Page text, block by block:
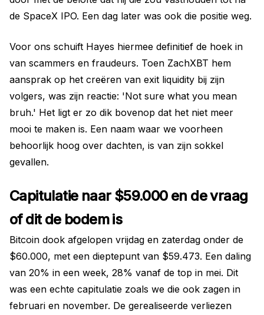
de SpaceX IPO. Een dag later was ook die positie weg.
Voor ons schuift Hayes hiermee definitief de hoek in
van scammers en fraudeurs. Toen ZachXBT hem
aansprak op het creëren van exit liquidity bij zijn
volgers, was zijn reactie: 'Not sure what you mean
bruh.' Het ligt er zo dik bovenop dat het niet meer
mooi te maken is. Een naam waar we voorheen
behoorlijk hoog over dachten, is van zijn sokkel
gevallen.
Capitulatie naar $59.000 en de vraag
of dit de bodem is
Bitcoin dook afgelopen vrijdag en zaterdag onder de
$60.000, met een dieptepunt van $59.473. Een daling
van 20% in een week, 28% vanaf de top in mei. Dit
was een echte capitulatie zoals we die ook zagen in
februari en november. De gerealiseerde verliezen